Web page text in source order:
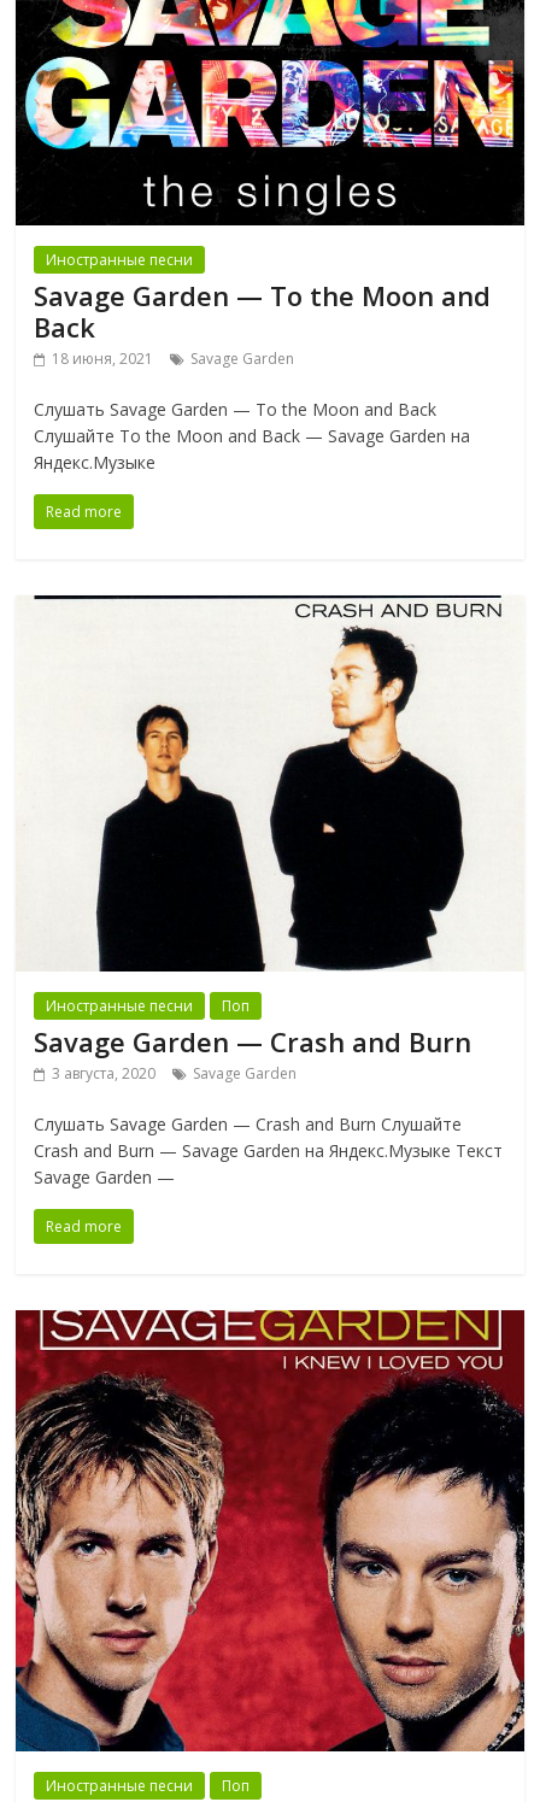
Иностранные песни
Savage Garden — To the Moon and
Back
18 июня, 2021 Savage Garden
Слушать Savage Garden — To the Moon and Back
Слушайте To the Moon and Back — Savage Garden на
Яндекс.Музыке
Read more
Иностранные песни Поп
Savage Garden — Crash and Burn
3 августа, 2020 Savage Garden
Слушать Savage Garden — Crash and Burn Слушайте
Crash and Burn — Savage Garden на Яндекс.Музыке Текст
Savage Garden —
Read more
Иностранные песни Поп